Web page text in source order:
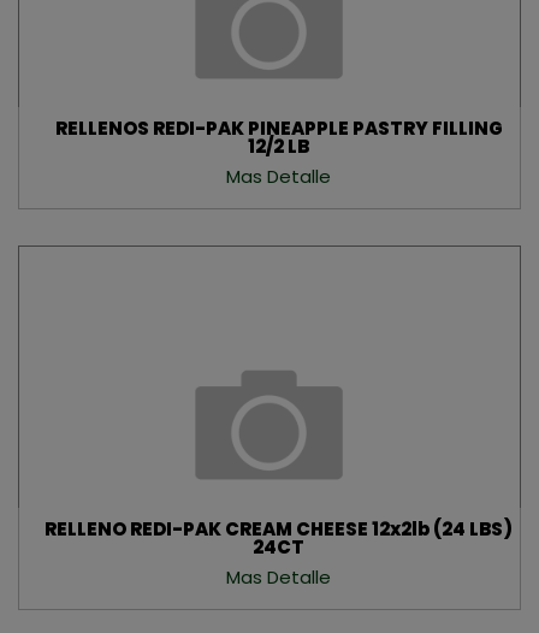
RELLENOS REDI-PAK PINEAPPLE PASTRY FILLING
12/2 LB
Mas Detalle
RELLENO REDI-PAK CREAM CHEESE 12x2lb (24 LBS)
24CT
Mas Detalle
Teléfono
Correo Electrónico
Acepto recibir comunicaciones comerciales
SUSCRIBIRSE